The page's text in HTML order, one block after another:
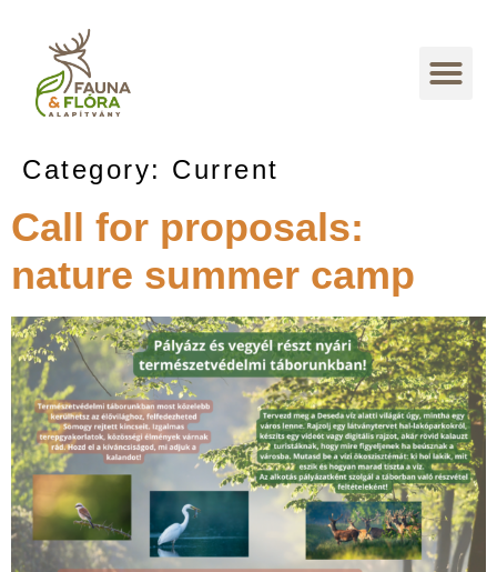
Category: Current
Call for proposals:
nature summer camp